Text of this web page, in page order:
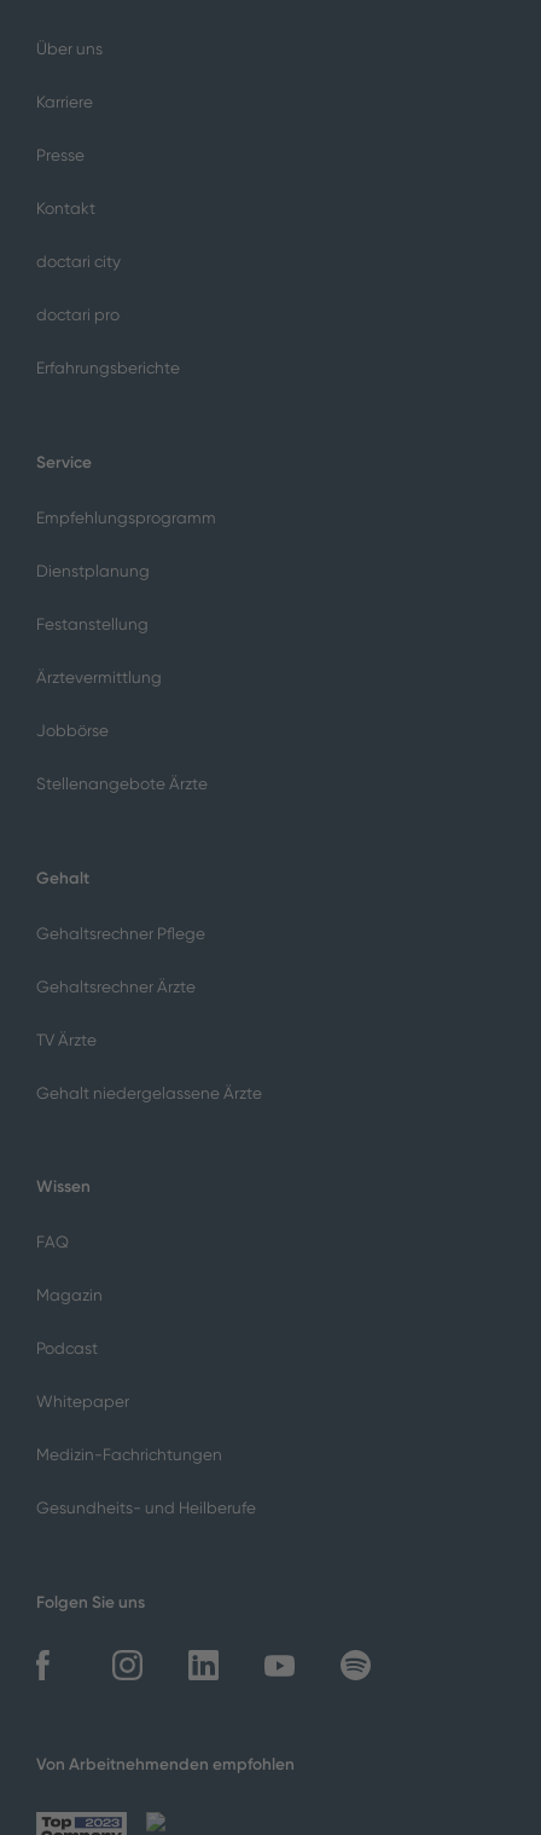
Über uns
Karriere
Presse
Kontakt
doctari city
doctari pro
Erfahrungsberichte
Service
Empfehlungsprogramm
Dienstplanung
Festanstellung
Ärztevermittlung
Jobbörse
Stellenangebote Ärzte
Gehalt
Gehaltsrechner Pflege
Gehaltsrechner Ärzte
TV Ärzte
Gehalt niedergelassene Ärzte
Wissen
FAQ
Magazin
Podcast
Whitepaper
Medizin-Fachrichtungen
Gesundheits- und Heilberufe
Folgen Sie uns
Von Arbeitnehmenden empfohlen